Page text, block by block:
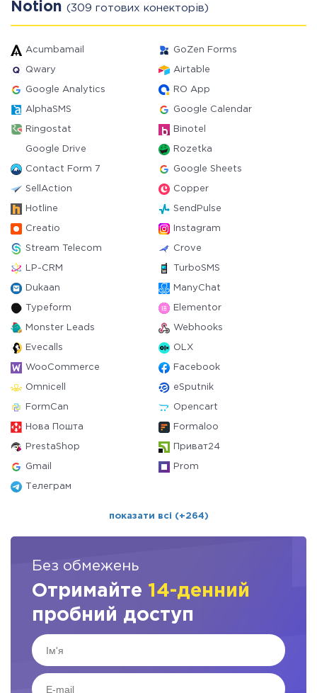
Notion (309 готових конекторів)
Acumbamail GoZen Forms
Qwary Airtable
Google Analytics RO App
AlphaSMS Google Calendar
Ringostat Binotel
Google Drive Rozetka
Contact Form 7 Google Sheets
SellAction Copper
Hotline SendPulse
Creatio Instagram
Stream Telecom Crove
LP-CRM TurboSMS
Dukaan ManyChat
Typeform Elementor
Monster Leads Webhooks
Evecalls OLX
WooCommerce Facebook
Omnicell eSputnik
FormCan Opencart
Нова Пошта Formaloo
PrestaShop Приват24
Gmail Prom
Телеграм
показати всі (+264)
Без обмежень
Отримайте 14-денний
пробний доступ